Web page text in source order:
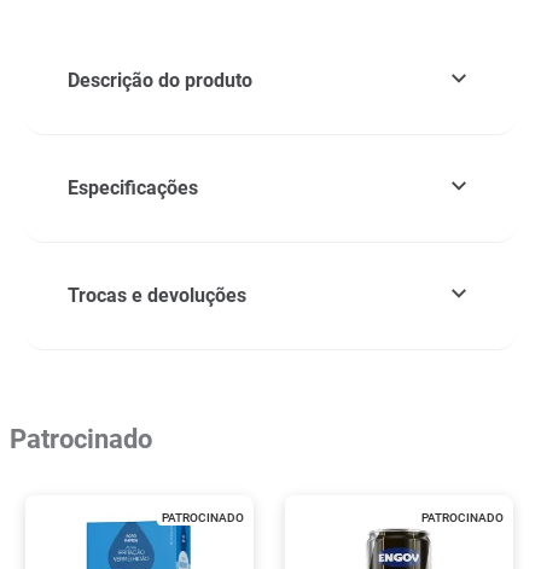
Descrição do produto
Especificações
Trocas e devoluções
Patrocinado
PATROCINADO PATROCINADO